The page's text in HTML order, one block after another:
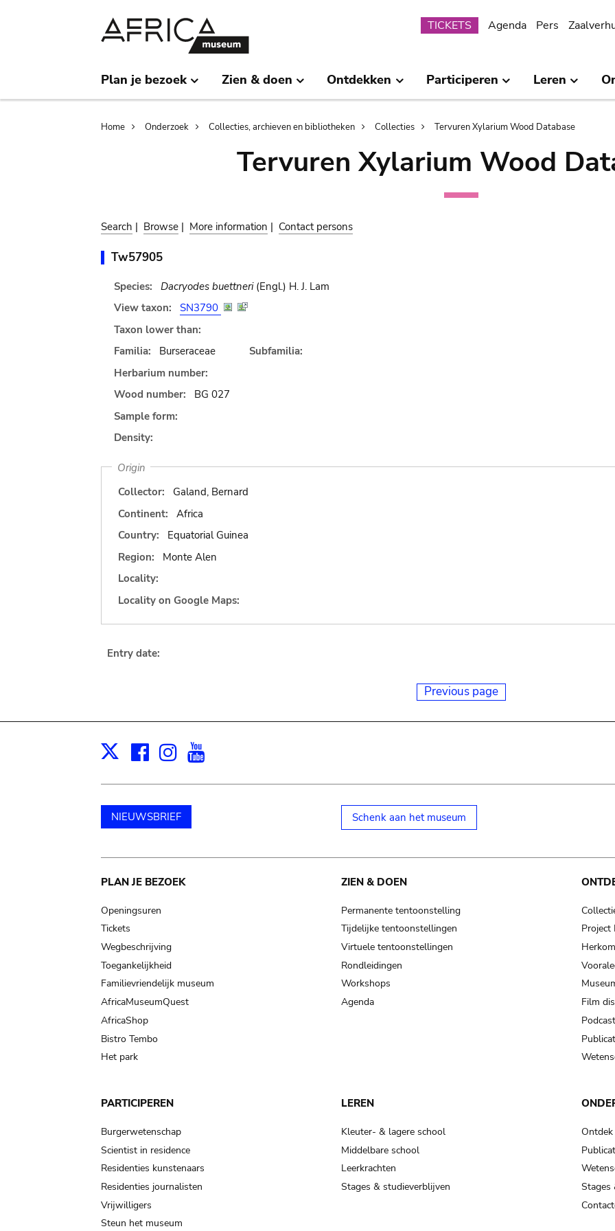
Submenu
TICKETS Agenda Pers
Plan je bezoek Zien & doen Ontdekken Participeren Leren
Breadcrumb
Home Onderzoek Collecties, archieven en bibliotheken Collecties Tervuren Xylarium Wood Database
Tervuren Xylarium Wood
Search | Browse | More information | Contact persons
Tw57905
Species: Dacryodes buettneri(Engl.) H. J. Lam
View taxon:
SN3790
Taxon lower than:
Familia:
Burseraceae
Subfamilia:
Herbarium number:
Wood number:
BG 027
Sample form:
Density:
Origin
Collector:
Galand, Bernard
Continent:
Africa
Country:
Equatorial Guinea
Region:
Monte Alen
Locality:
Locality on Google Maps:
Entry date:
Previous page
X Facebook
Instagram
NIEUWSBRIEF Schenk aan het museum
Main
navigation
PLAN JE BEZOEK
Openingsuren
Tickets
Wegbeschrijving
Toegankelijkheid
Familievriendelijk museum
AfricaMuseumQuest
AfricaShop
Bistro Tembo
Het park
ZIEN & DOEN
Permanente tentoonstelling
Tijdelijke tentoonstellingen
Virtuele tentoonstellingen
Rondleidingen
Workshops
Agenda
Project
Film
PARTICIPEREN
Burgerwetenschap
Scientist in residence
Residenties kunstenaars
Residenties journalisten
Vrijwilligers
Steun het museum
LEREN
Kleuter- & lagere school
Middelbare school
Leerkrachten
Stages & studieverblijven
Stages